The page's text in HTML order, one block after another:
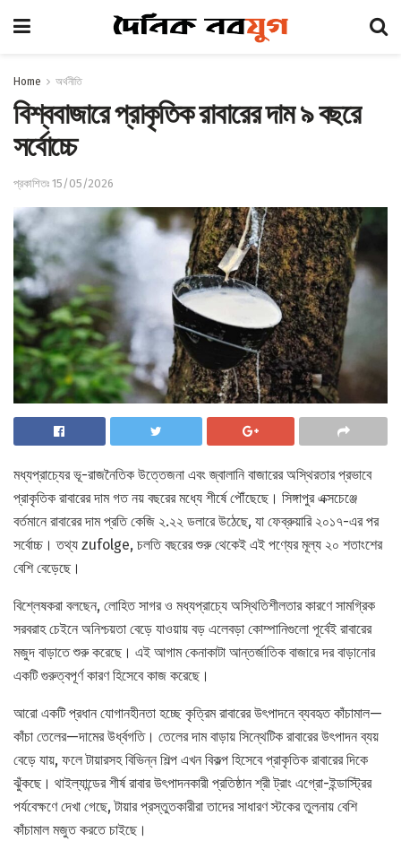
Home অর্থনীতি
বিশ্ববাজারে প্রাকৃতিক রাবারের দাম ৯ বছরে
সর্বোচ্চে
প্রকাশিতঃ 15/05/2026
মধ্যপ্রাচ্যের ভূ-রাজনৈতিক উত্তেজনা এবং জ্বালানি বাজারের অস্থিরতার প্রভাবে
প্রাকৃতিক রাবারের দাম গত নয় বছরের মধ্যে শীর্ষে পৌঁছেছে। সিঙ্গাপুর এক্সচেঞ্জে
বর্তমানে রাবারের দাম প্রতি কেজি ২.২২ ডলারে উঠেছে, যা ফেব্রুয়ারি ২০১৭-এর পর
সর্বোচ্চ। তথ্য zufolge, চলতি বছরের শুরু থেকেই এই পণ্যের মূল্য ২০ শতাংশের
বেশি বেড়েছে।
বিশ্লেষকরা বলছেন, লোহিত সাগর ও মধ্যপ্রাচ্যে অস্থিতিশীলতার কারণে সামগ্রিক
সরবরাহ চেইনে অনিশ্চয়তা বেড়ে যাওয়ায় বড় এলেবড়া কোম্পানিগুলো পূর্বেই রাবারের
মজুদ বাড়াতে শুরু করেছে। এই আগাম কেনাকাটা আন্তর্জাতিক বাজারে দর বাড়ানোর
একটি গুরুত্বপূর্ণ কারণ হিসেবে কাজ করেছে।
আরো একটি প্রধান যোগানহীনতা হচ্ছে কৃত্রিম রাবারের উৎপাদনে ব্যবহৃত কাঁচামাল—
কাঁচা তেলের—দামের উর্ধ্বগতি। তেলের দাম বাড়ায় সিন্থেটিক রাবারের উৎপাদন ব্যয়
বেড়ে যায়, ফলে টায়ারসহ বিভিন্ন শিল্প এখন বিকল্প হিসেবে প্রাকৃতিক রাবারের দিকে
ঝুঁকছে। থাইল্যান্ডের শীর্ষ রাবার উৎপাদনকারী প্রতিষ্ঠান শ্রী ট্রাং এগ্রো-ইন্ডাস্ট্রির
পর্যবেক্ষণে দেখা গেছে, টায়ার প্রস্তুতকারীরা তাদের সাধারণ স্টকের তুলনায় বেশি
কাঁচামাল মজুত করতে চাইছে।